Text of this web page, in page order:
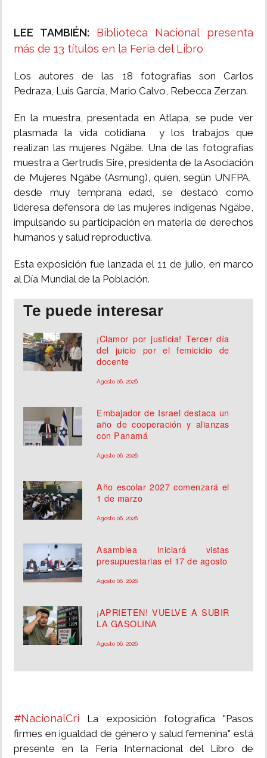
LEE TAMBIÉN: Biblioteca Nacional presenta
más de 13 títulos en la Feria del Libro
Los autores de las 18 fotografías son Carlos
Pedraza, Luis García, Mario Calvo, Rebecca Zerzan.
En la muestra, presentada en Atlapa, se pude ver
plasmada la vida cotidiana y los trabajos que
realizan las mujeres Ngäbe. Una de las fotografías
muestra a Gertrudis Sire, presidenta de la Asociación
de Mujeres Ngäbe (Asmung), quien, según UNFPA,
desde muy temprana edad, se destacó como
lideresa defensora de las mujeres indígenas Ngäbe,
impulsando su participación en materia de derechos
humanos y salud reproductiva.
Esta exposición fue lanzada el 11 de julio, en marco
al Día Mundial de la Población.
Te puede interesar
¡Clamor por justicia! Tercer día
del juicio por el femicidio de
docente
Agosto 06, 2026
Embajador de Israel destaca un
año de cooperación y alianzas
con Panamá
Agosto 06, 2026
Año escolar 2027 comenzará el
1 de marzo
Agosto 06, 2026
Asamblea iniciará vistas
presupuestarias el 17 de agosto
Agosto 06, 2026
¡APRIETEN! VUELVE A SUBIR
LA GASOLINA
Agosto 06, 2026
#NacionalCri La exposición fotografíca "Pasos
firmes en igualdad de género y salud femenina" está
presente en la Feria Internacional del Libro de